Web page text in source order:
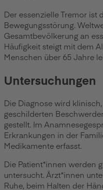
Der essenzielle Tremor ist
Bewegungsstörung.
Gesamtbevölkerung an
Häufigkeit steigt mit dem
Menschen über 65 Jahre
Untersuchungen
Die Diagnose wird
geschilderten
gestellt. Im
Erkrankungen in der
Medikamente erfasst.
Die Patient*innen werden
untersucht. Ärzt*innen
Ruhe, beim Halten der